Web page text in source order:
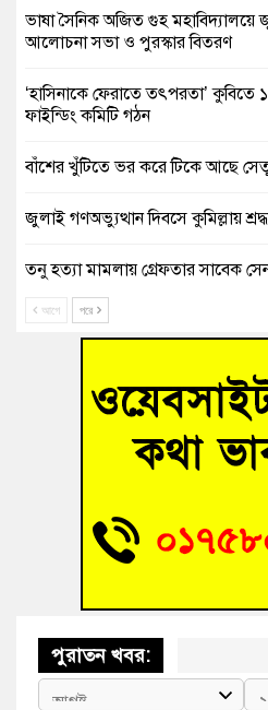
ভাষা সৈনিক অজিত গুহ মহাবিদ্যালয়ে
আলোচনা সভা ও পুরস্কার বিতরণ
‘হাসিনাকে ফেরাতে তৎপরতা’ কুবিতে
ফাইন্ডিং কমিটি গঠন
বাঁশের খুঁটিতে ভর করে টিকে আছে
জুলাই গণঅভ্যুত্থান দিবসে কুমিল্লায়
তনু হত্যা মামলায় গ্রেফতার সাবেক
আহত শিক্ষার্থীদের দেখতে গিয়ে
হোমনায় বিধবা নারীর জমি দখল ও
বুড়িচংয়ে অতিথি পাখির আবাসস্থল
বুড়িচংয়ে জুলাই গণঅভ্যুত্থান দিবস
আগে পরে
পুরাতন খবর: